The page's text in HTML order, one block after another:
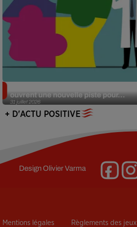
31 juillet 2026
ouvrent une nouvelle piste pour...
+ D'ACTU POSITIVE
DesignOlivier Varma
Mentions légales Règlements des jeux